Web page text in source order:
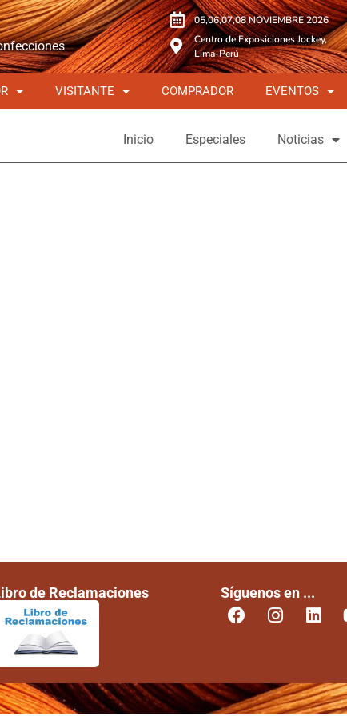
05,06,07,08 NOVIEMBRE 2026
Centro de Exposiciones Jockey,
Lima-Perú
VISITANTE COMPRADOR EVENTOS
Inicio Especiales Noticias
de Reclamaciones Síguenos en ...